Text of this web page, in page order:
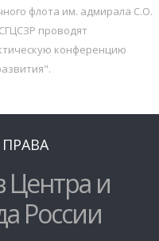
флота им. адмирала С.О.
проводят
конференцию
Центра и
России